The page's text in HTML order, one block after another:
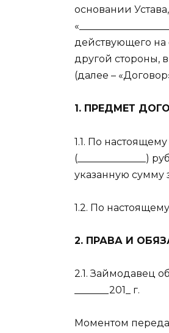
основании
действующего
другой стороны,
(далее –
1. ПРЕДМЕТ
1.1. По
(______________)
указанную сумму
1.2. По
2. ПРАВА И
2.1. Займодавец
_______201_ г.
Моментом